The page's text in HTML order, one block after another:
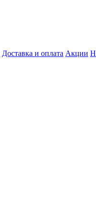
Доставка и оплата Акции